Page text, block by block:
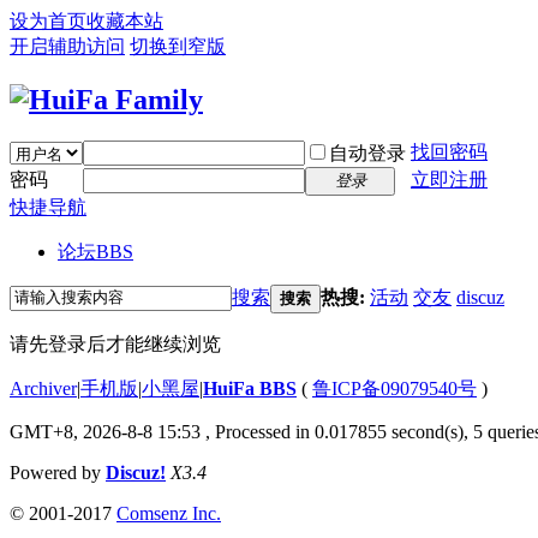
设为首页收藏本站
开启辅助访问 切换到窄版
自动登录 找回密码
密码
登录
立即注册
快捷导航
论坛BBS
搜索 搜索 热搜: 活动 交友 discuz
请先登录后才能继续浏览
Archiver|手机版|小黑屋|HuiFa BBS ( 鲁ICP备09079540号 )
GMT+8, 2026-8-8 15:53 , Processed in 0.017855 second(s), 5
Powered by Discuz! X3.4
© 2001-2017 Comsenz Inc.